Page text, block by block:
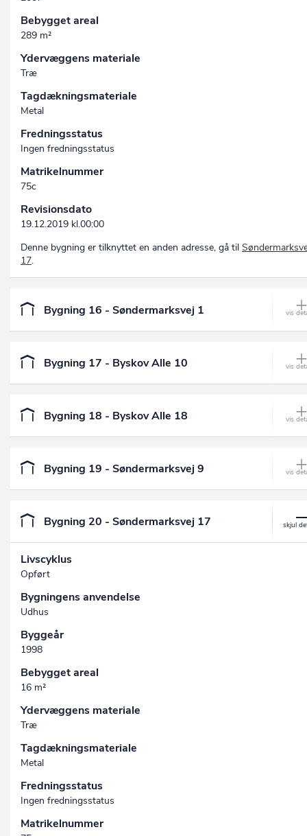
Bebygget areal
289 m²
Ydervæggens materiale
Træ
Tagdækningsmateriale
Metal
Fredningsstatus
Ingen fredningsstatus
Matrikelnummer
75c
Revisionsdato
19.12.2019 kl.00:00
Denne bygning er tilknyttet en anden adresse, gå til
17.
Bygning 16 - Søndermarksvej 1
Bygning 17 - Byskov Alle 10
Bygning 18 - Byskov Alle 18
Bygning 19 - Søndermarksvej 9
Bygning 20 - Søndermarksvej 17
Livscyklus
Opført
Bygningens anvendelse
Udhus
Byggeår
1998
Bebygget areal
16 m²
Ydervæggens materiale
Træ
Tagdækningsmateriale
Metal
Fredningsstatus
Ingen fredningsstatus
Matrikelnummer